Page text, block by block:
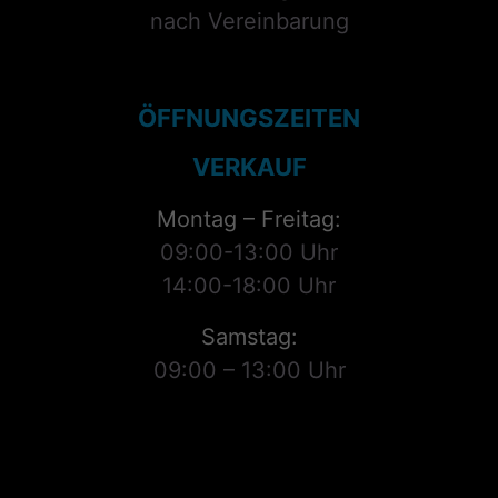
nach Vereinbarung
ÖFFNUNGSZEITEN
VERKAUF
Montag – Freitag:
09:00-13:00 Uhr
14:00-18:00 Uhr
Samstag:
09:00 – 13:00 Uhr